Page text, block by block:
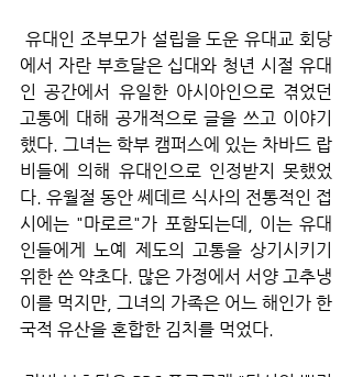
에서 자란 부흐달은 십대와 청년 시절 유대
인 공간에서 유일한 아시아인으로 겪었던
고통에 대해 공개적으로 글을 쓰고 이야기
했다. 그녀는 학부 캠퍼스에 있는 차바드 랍
비들에 의해 유대인으로 인정받지 못했었
다. 유월절 동안 쎄데르 식사의 전통적인 접
시에는 "마로르"가 포함되는데, 이는 유대
인들에게 노예 제도의 고통을 상기시키기
위한 쓴 약초다. 많은 가정에서 서양 고추냉
이를 먹지만, 그녀의 가족은 어느 해인가 한
국적 유산을 혼합한 김치를 먹었다.